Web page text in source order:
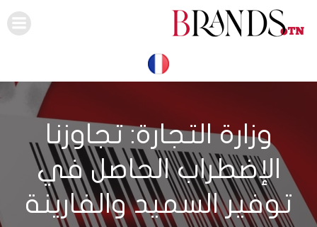
وزارة التجارة: تجاوزنا
الإضطراب الحاصل في
توفير السميد والفارينة